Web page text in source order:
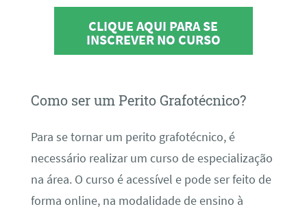
CLIQUE AQUI PARA SE
INSCREVER NO CURSO
Como ser um Perito Grafotécnico?
Para se tornar um perito grafotécnico, é
necessário realizar um curso de especialização
na área. O curso é acessível e pode ser feito de
forma online, na modalidade de ensino à